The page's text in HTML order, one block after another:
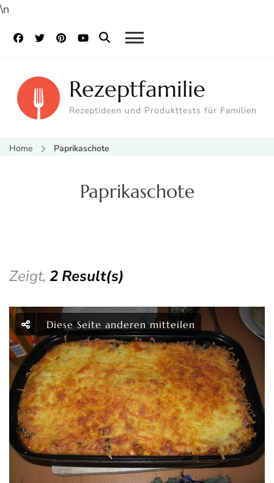
\n
Rezeptfamilie
Rezeptideen und Produkttests für Familien
Home Paprikaschote
Paprikaschote
Zeigt, 2 Result(s)
Diese Seite anderen mitteilen